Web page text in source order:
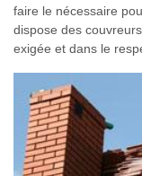
faire le nécessaire
dispose des
exigée et dans le